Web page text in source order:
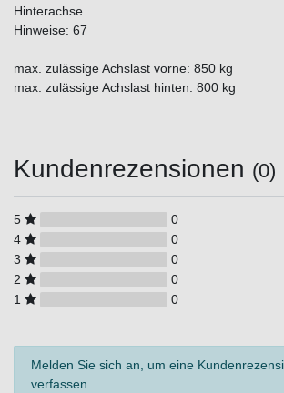
Hinterachse
Hinweise: 67
max. zulässige Achslast vorne: 850 kg
max. zulässige Achslast hinten: 800 kg
Kundenrezensionen (0)
5
0
4
0
3
0
2
0
1
0
Melden Sie sich an, um eine
verfassen.